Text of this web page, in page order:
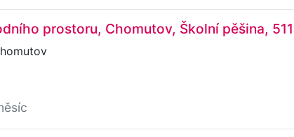
prostoru, Chomutov, Školní pěšina,